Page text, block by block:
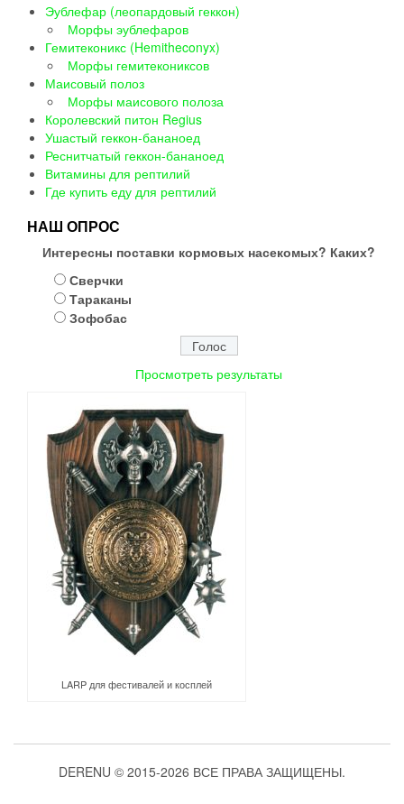
Эублефар (леопардовый геккон)
Морфы эублефаров
Гемитеконикс (Hemitheconyx)
Морфы гемитекониксов
Маисовый полоз
Морфы маисового полоза
Королевский питон Regius
Ушастый геккон-бананоед
Реснитчатый геккон-бананоед
Витамины для рептилий
Где купить еду для рептилий
НАШ ОПРОС
Интересны поставки кормовых насекомых? Каких?
Сверчки
Тараканы
Зофобас
Просмотреть результаты
LARP для фестивалей и косплей
DERENU © 2015-2026 ВСЕ ПРАВА ЗАЩИЩЕНЫ.